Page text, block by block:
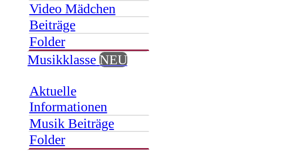
Video Mädchen
Beiträge
Folder
Musikklasse NEU
Aktuelle
Informationen
Musik Beiträge
Folder